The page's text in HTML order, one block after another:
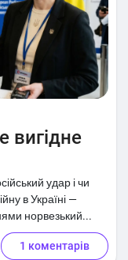
вигідне
удар і чи
в Україні —
норвезький...
1 коментарів